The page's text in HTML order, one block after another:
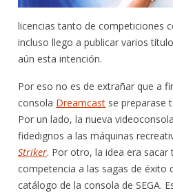
licencias tanto de competiciones
incluso llego a publicar varios
aún esta intención.
Por eso no es de extrañar que a
consola Dreamcast se preparase
Por un lado, la nueva
fidedignos a las máquinas
Striker. Por otro, la idea era sacar
competencia a las sagas de éxito
catálogo de la consola de SEGA.